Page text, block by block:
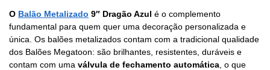
O Balão Metalizado 9″ Dragão Azul é o complemento
fundamental para quem quer uma decoração personalizada e
única. Os balões metalizados contam com a tradicional qualidade
dos Balões Megatoon: são brilhantes, resistentes, duráveis e
contam com uma válvula de fechamento automática , o que